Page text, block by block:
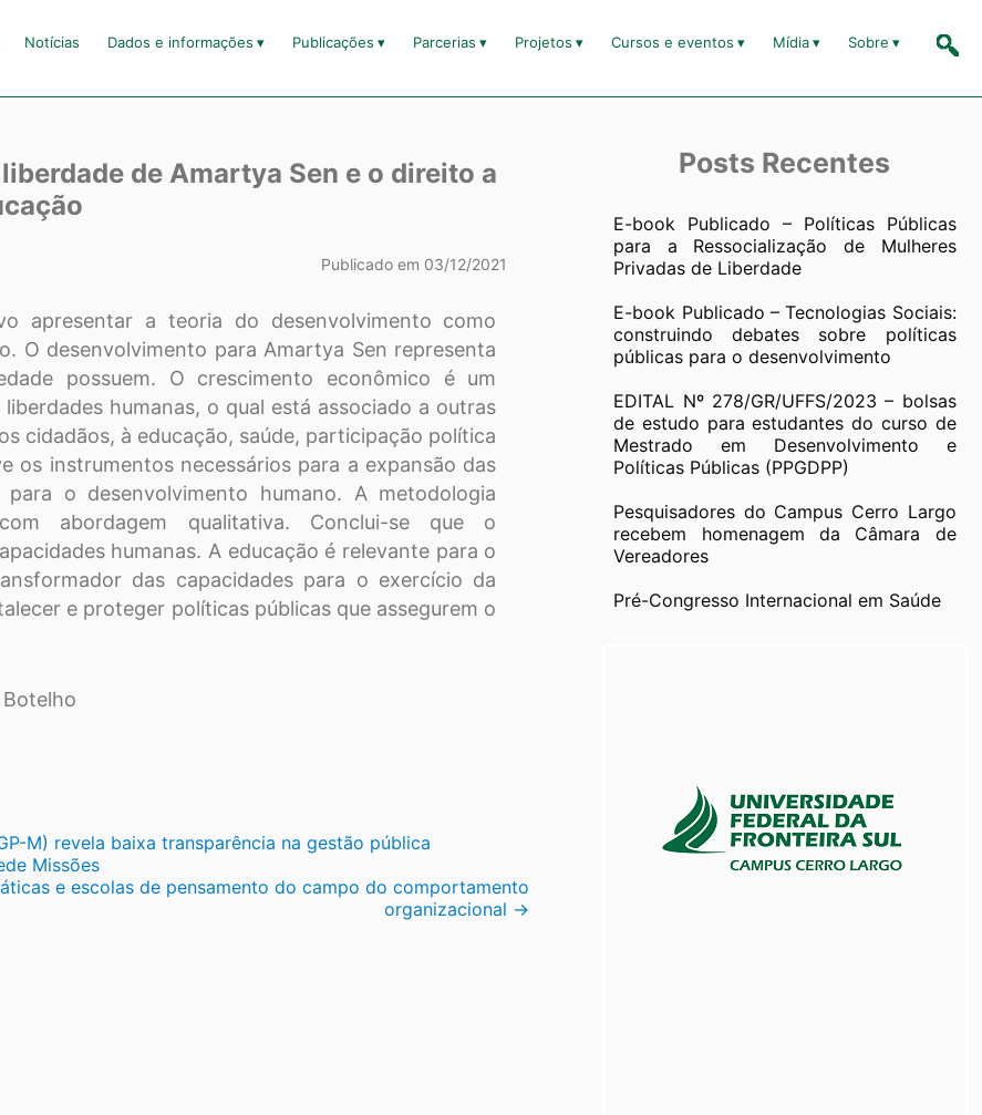
Notícias Dados e informações Publicações Parcerias Projetos Cursos e eventos Mídia Sobre
de Amartya Sen e o direito a
Publicado em 03/12/2021
apresentar a teoria do desenvolvimento como
O desenvolvimento para Amartya Sen representa
possuem. O crescimento econômico é um
humanas, o qual está associado a outras
cidadãos, à educação, saúde, participação política
os instrumentos necessários para a expansão das
o desenvolvimento humano. A metodologia
abordagem qualitativa. Conclui-se que o
humanas. A educação é relevante para o
das capacidades para o exercício da
e proteger políticas públicas que assegurem o
M) revela baixa transparência na gestão pública
Missões
e escolas de pensamento do campo do comportamento
organizacional →
Posts Recentes
E-book Publicado – Políticas Públicas
para a Ressocialização de Mulheres
Privadas de Liberdade
E-book Publicado – Tecnologias Sociais:
construindo debates sobre políticas
públicas para o desenvolvimento
EDITAL Nº 278/GR/UFFS/2023 – bolsas
de estudo para estudantes do curso de
Mestrado em Desenvolvimento e
Políticas Públicas (PPGDPP)
Pesquisadores do Campus Cerro Largo
recebem homenagem da Câmara de
Vereadores
Pré-Congresso Internacional em Saúde